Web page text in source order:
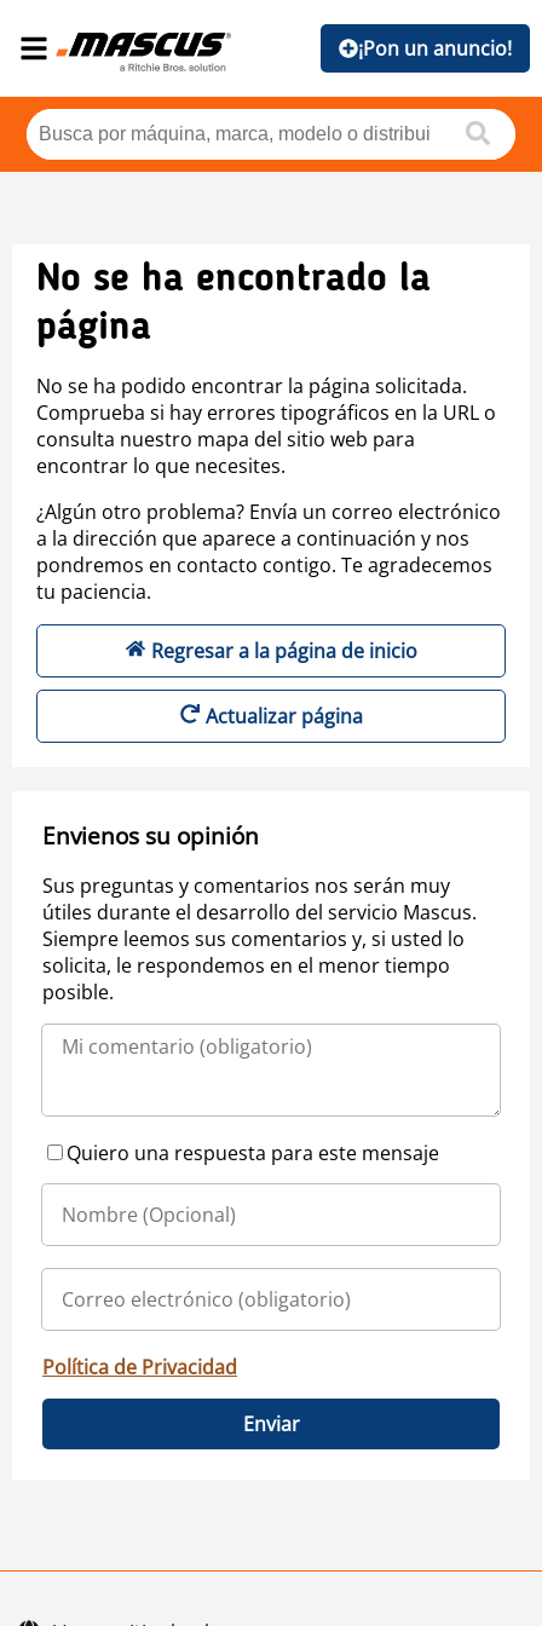
¡Pon un anuncio!
No se ha encontrado la
página
No se ha podido encontrar la página solicitada.
Comprueba si hay errores tipográficos en la URL o
consulta nuestro mapa del sitio web para
encontrar lo que necesites.
¿Algún otro problema? Envía un correo electrónico
a la dirección que aparece a continuación y nos
pondremos en contacto contigo. Te agradecemos
tu paciencia.
Regresar a la página de inicio
Actualizar página
Envienos su opinión
Sus preguntas y comentarios nos serán muy
útiles durante el desarrollo del servicio Mascus.
Siempre leemos sus comentarios y, si usted lo
solicita, le respondemos en el menor tiempo
posible.
Quiero una respuesta para este mensaje
Política de Privacidad
Enviar